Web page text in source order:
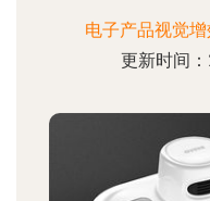
电子产品视觉
更新时间